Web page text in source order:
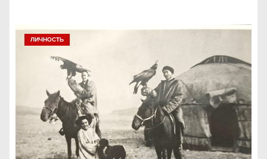
ЛИЧНОСТЬ